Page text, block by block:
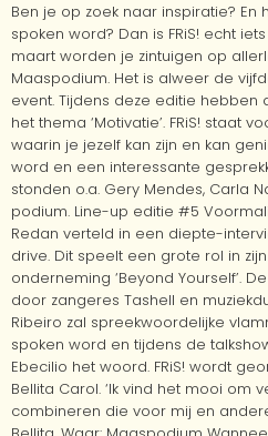
Ben je op zoek naar inspiratie? En
spoken word? Dan is FRiS! echt
maart worden je zintuigen op
Maaspodium. Het is alweer de
event. Tijdens deze editie
het thema ‘Motivatie’. FRiS! staat
waarin je jezelf kan zijn en kan
word en een interessante
stonden o.a. Gery Mendes, Carla
podium. Line-up editie #5
Redan verteld in een diepte-
drive. Dit speelt een grote rol in
onderneming ‘Beyond Yourself’.
door zangeres Tashell en
Ribeiro zal spreekwoordelijke
spoken word en tijdens de
Ebecilio het woord. FRiS! wordt
Bellita Carol. ‘Ik vind het mooi om
combineren die voor mij en